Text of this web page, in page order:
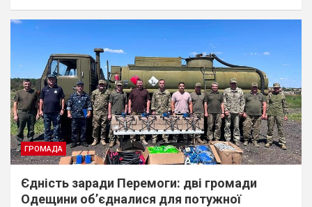
ГРОМАДА
Єдність заради Перемоги: дві громади
Одещини об’єдналися для потужної